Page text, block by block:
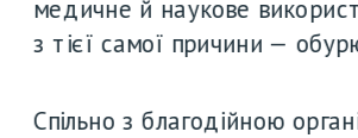
медичне й наукове
з тієї самої причини —
Спільно з благодійною